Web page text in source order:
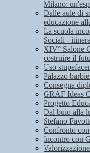
Milano:
Dalle aule di
educazione
La scuola
Sociali -
XIV° Salone
costruire il
Uso
Palazzo
Consegna
GRAF Ideas
Progetto
Dal buio alla
Stefano
Confronto
Incontro con